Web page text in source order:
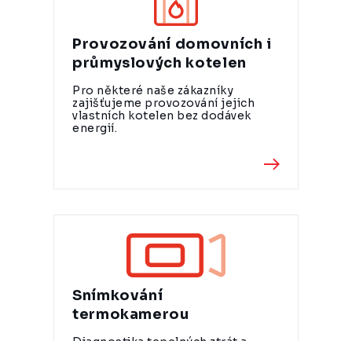
Provozování domovních i
průmyslových kotelen
Pro některé naše zákazníky
zajišťujeme provozování jejich
vlastních kotelen bez dodávek
energií.
Snímkování
termokamerou